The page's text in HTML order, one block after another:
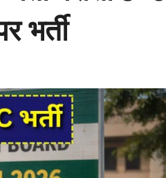
भर्ती